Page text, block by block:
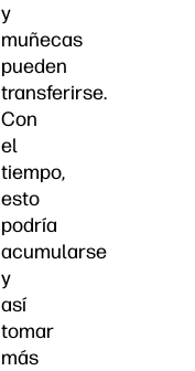
y
muñecas
pueden
transferirse.
Con
el
tiempo,
esto
podría
acumularse
y
así
tomar
más